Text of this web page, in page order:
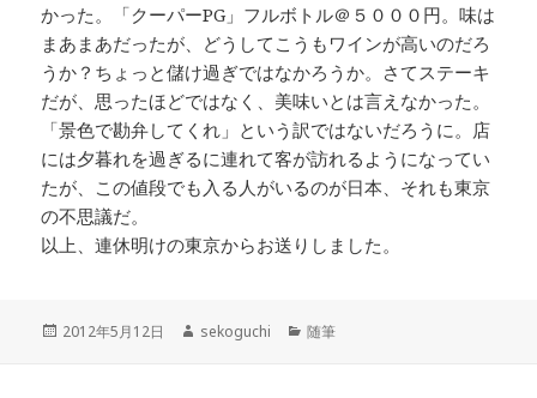
かった。「クーパーPG」フルボトル＠５０００円。味は
まあまあだったが、どうしてこうもワインが高いのだろ
うか？ちょっと儲け過ぎではなかろうか。さてステーキ
だが、思ったほどではなく、美味いとは言えなかった。
「景色で勘弁してくれ」という訳ではないだろうに。店
には夕暮れを過ぎるに連れて客が訪れるようになってい
たが、この値段でも入る人がいるのが日本、それも東京
の不思議だ。
以上、連休明けの東京からお送りしました。
投
2012年5月12日
作
sekoguchi
カ
随筆